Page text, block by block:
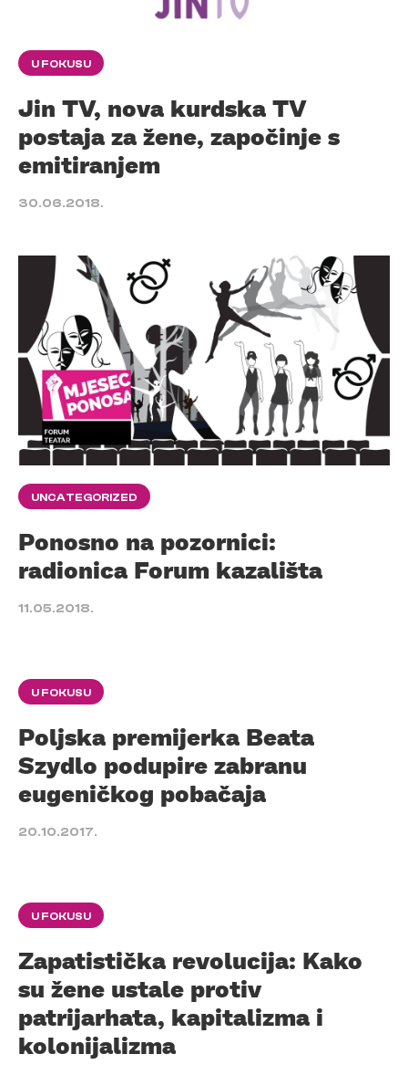
U FOKUSU
Jin TV, nova kurdska TV
postaja za žene, započinje s
emitiranjem
30.06.2018.
UNCATEGORIZED
Ponosno na pozornici:
radionica Forum kazališta
11.05.2018.
U FOKUSU
Poljska premijerka Beata
Szydlo podupire zabranu
eugeničkog pobačaja
20.10.2017.
U FOKUSU
Zapatistička revolucija: Kako
su žene ustale protiv
patrijarhata, kapitalizma i
kolonijalizma